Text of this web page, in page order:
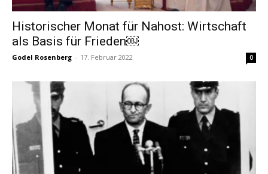
Historischer Monat für Nahost: Wirtschaft
als Basis für Frieden￼
Godel Rosenberg - 17. Februar 2022 0